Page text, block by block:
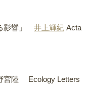
影響」 井上輝紀 Acta
宮陸 Ecology Letters